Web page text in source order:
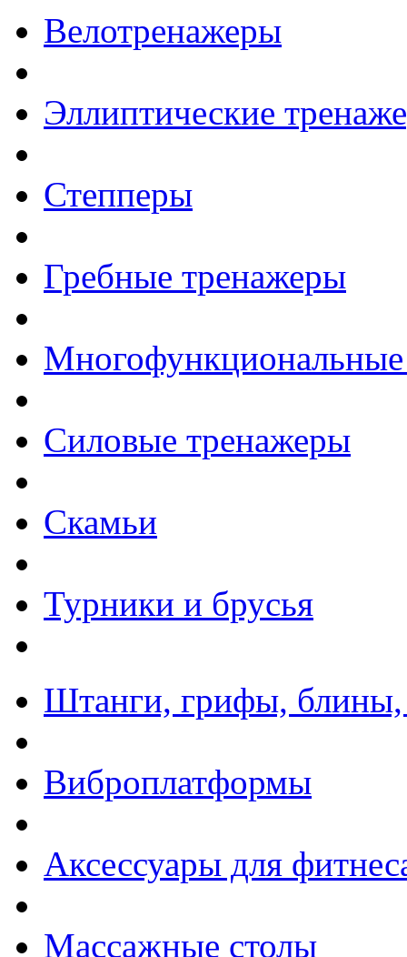
Велотренажеры
Эллиптические
Степперы
Гребные тренажеры
Силовые тренажеры
Скамьи
Турники и брусья
Штанги, грифы, блины,
Виброплатформы
Аксессуары для
Массажные столы